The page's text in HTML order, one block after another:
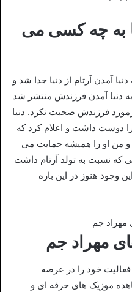
به چه کسی می
آمدن آرتام از دنیا جدا شد و
دنیا آمدن فرزندش منتشر شد
فرزندش صحبت نکرد. دنیا
دوست داشت و اعلام کرد که
من او را همیشه حمایت می
که نسبت به تولد آرتام داشت
وجود هنوز در این باره
مهراد جم
فعالیت خود را در عرصه
موزیک های حرفه ای و